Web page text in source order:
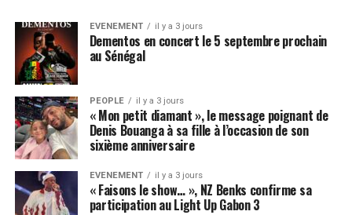
EVENEMENT il y a 3 jours
Dementos en concert le 5 septembre prochain
au Sénégal
PEOPLE il y a 3 jours
« Mon petit diamant », le message poignant de
Denis Bouanga à sa fille à l’occasion de son
sixième anniversaire
EVENEMENT il y a 3 jours
« Faisons le show… », NZ Benks confirme sa
participation au Light Up Gabon 3